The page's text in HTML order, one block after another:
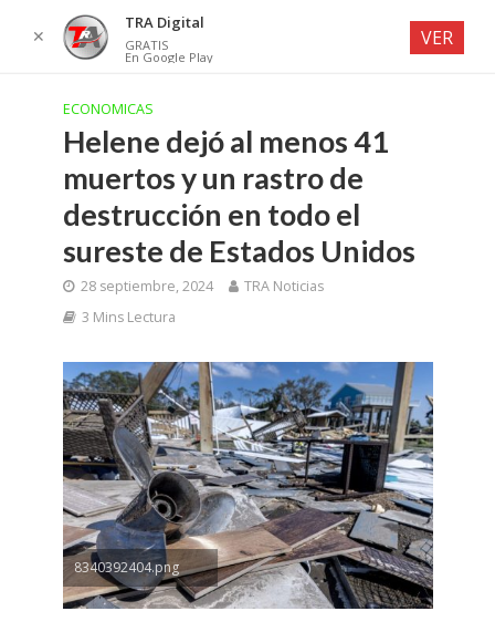
ECONOMICAS
Helene dejó al menos 41
muertos y un rastro de
destrucción en todo el
sureste de Estados Unidos
28 septiembre, 2024
TRA Noticias
3 Mins Lectura
8340392404.png
✕
TRA Digital
GRATIS
En Google Play
VER